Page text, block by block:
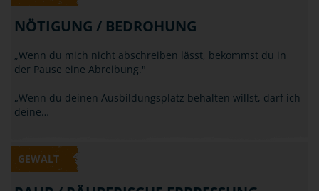
NÖTIGUNG / BEDROHUNG
„Wenn du mich nicht abschreiben lässt, bekommst du in
der Pause eine Abreibung."
„Wenn du deinen Ausbildungsplatz behalten willst, darf ich
deine…
GEWALT